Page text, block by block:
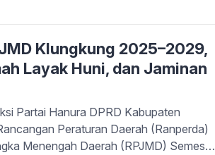
tetapi merupakan komitmen
menjawab harapan masyarakat […]
Klungkung 2025–2029,
Layak Huni, dan Jaminan
Partai Hanura DPRD Kabupaten
Peraturan Daerah (Ranperda)
Menengah Daerah (RPJMD) Semesta